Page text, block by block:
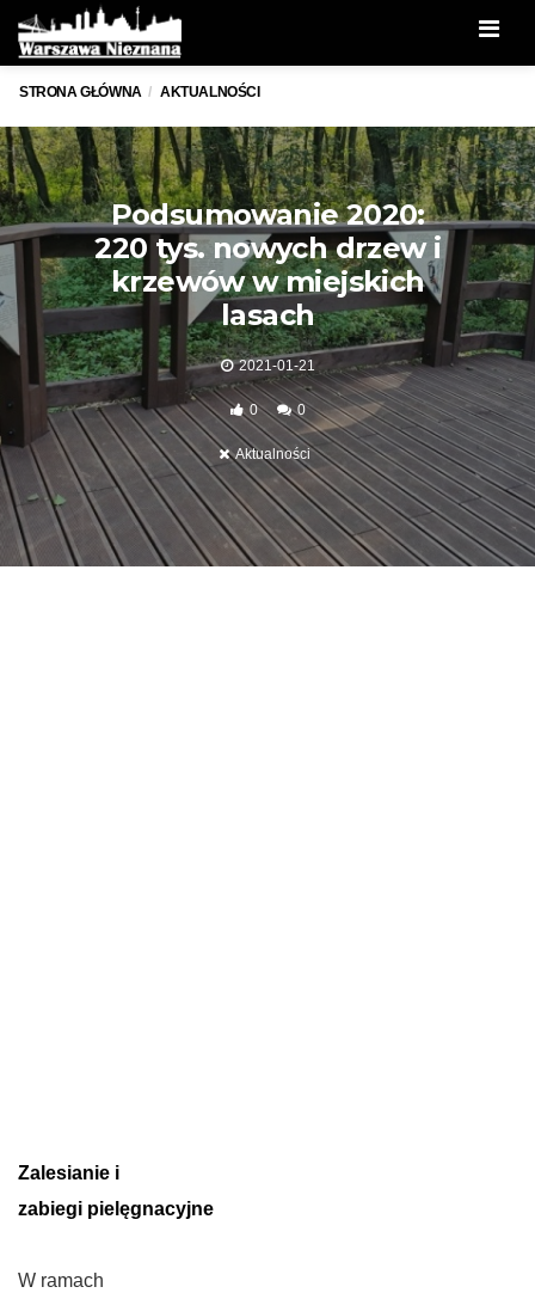
STRONA GŁÓWNA AKTUALNOŚCI
Podsumowanie 2020:
220 tys. nowych drzew i
krzewów w miejskich
lasach
2021-01-21
0 0
Aktualności
Zalesianie i
zabiegi pielęgnacyjne
W ramach